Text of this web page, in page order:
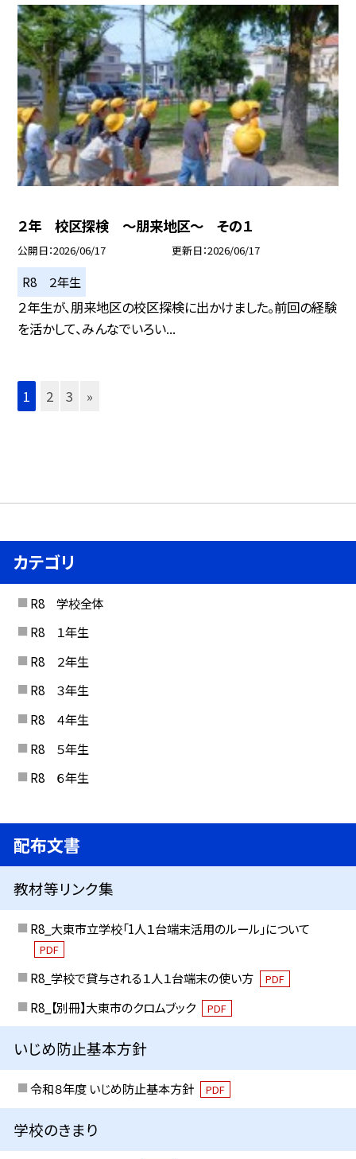
２年 校区探検 ～朋来地区～ その１
公開日 2026/06/17 更新日 2026/06/17
R8 ２年生
２年生が、朋来地区の校区探検に出かけました。前回の経験
を活かして、みんなでいろい...
1 2 3 »
カテゴリ
R8 学校全体
R8 １年生
R8 ２年生
R8 ３年生
R8 ４年生
R8 ５年生
R8 ６年生
配布文書
教材等リンク集
R8_大東市立学校「1人１台端末活用のルール」について
PDF
R8_学校で貸与される１人１台端末の使い方 PDF
R8_【別冊】大東市のクロムブック PDF
いじめ防止基本方針
令和８年度 いじめ防止基本方針 PDF
学校のきまり